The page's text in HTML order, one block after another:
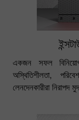
একজন সফল
অস্থিতিশীলতা,
লেনদেনকারীরা নিরাপদ